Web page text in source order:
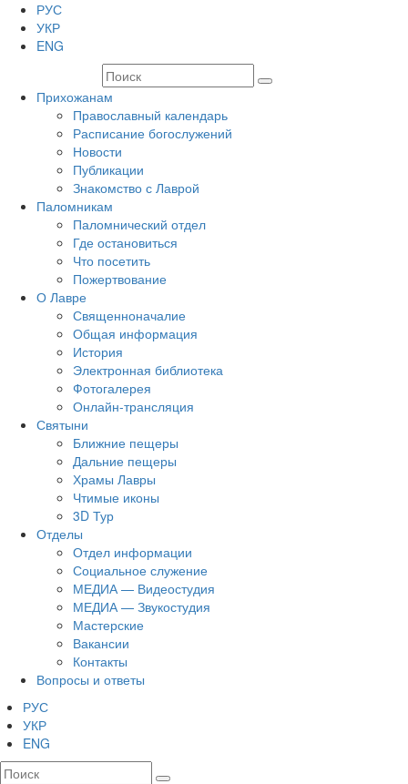
РУС
УКР
ENG
Прихожанам
Православный календарь
Расписание богослужений
Новости
Публикации
Знакомство с Лаврой
Паломникам
Паломнический отдел
Где остановиться
Что посетить
Пожертвование
О Лавре
Священноначалие
Общая информация
История
Электронная библиотека
Фотогалерея
Онлайн-трансляция
Святыни
Ближние пещеры
Дальние пещеры
Храмы Лавры
Чтимые иконы
3D Тур
Отделы
Отдел информации
Социальное служение
МЕДИА — Видеостудия
МЕДИА — Звукостудия
Мастерские
Вакансии
Контакты
Вопросы и ответы
РУС
УКР
ENG